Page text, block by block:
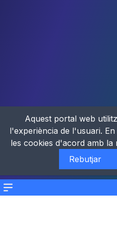
Menu
Aquest portal web
l'experiència de l'usuari.
les cookies d'acord amb la
Rebutjar